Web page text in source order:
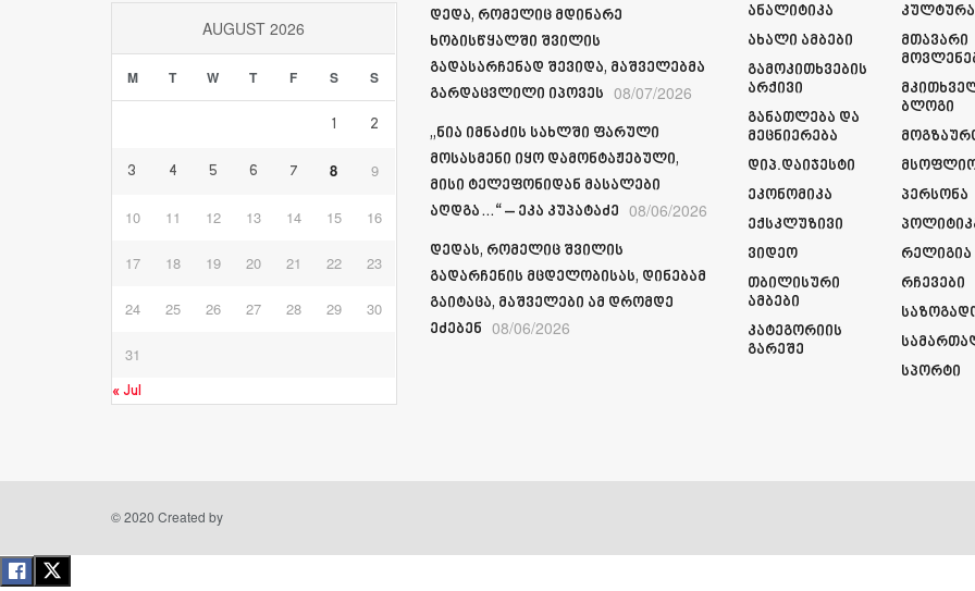
AUGUST 2026
M T W T F S S
1 2
3 4 5 6 7 8 9
10 11 12 13 14 15 16
17 18 19 20 21 22 23
24 25 26 27 28 29 30
31
« Jul
დედა, რომელიც მდინარე
ხობისწყალში შვილის
გადასარჩენად შევიდა, მაშველებმა
გარდაცვლილი იპოვეს 08/07/2026
„ნია იმნაძის სახლში ფარული
მოსასმენი იყო დამონტაჟებული,
მისი ტელეფონიდან მასალები
აღდგა…“ – ეკა კუპატაძე 08/06/2026
დედას, რომელიც შვილის
გადარჩენის მცდელობისას, დინებამ
გაიტაცა, მაშველები ამ დრომდე
ეძებენ 08/06/2026
Ანალიტიკა
Ახალი Ამბები
Გამოკითხვების
Არქივი
Განათლება Და
Მეცნიერება
Დიპ.დაიჯესტი
Ეკონომიკა
Ექსკლუზივი
Ვიდეო
Თბილისური
Ამბები
Კატეგორიის
Გარეშე
Კულტურა
Მთავარი
Ბლოგი
Პერსონა
Რელიგია
Რჩევები
Სპორტი
© 2020 Created by